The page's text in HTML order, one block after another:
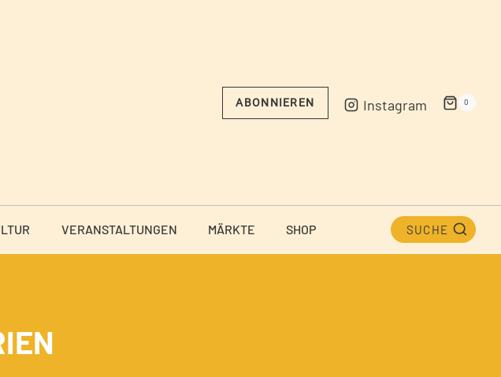
ABONNIEREN Instagram 0
VERANSTALTUNGEN MÄRKTE SHOP SUCHE